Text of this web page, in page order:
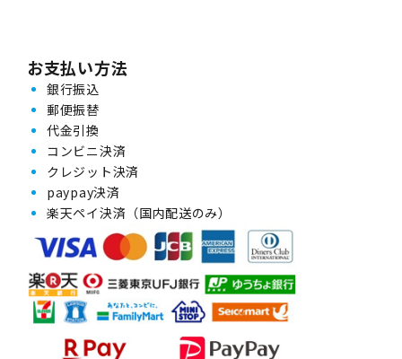
お支払い方法
銀行振込
郵便振替
代金引換
コンビニ決済
クレジット決済
paypay決済
楽天ペイ決済（国内配送のみ）